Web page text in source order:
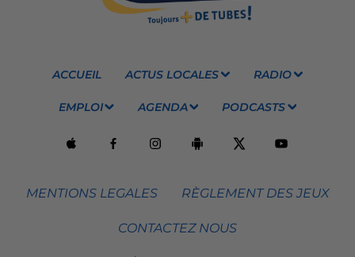
ACCUEIL ACTUS LOCALES RADIO
EMPLOI AGENDA PODCASTS
MENTIONS LEGALES RÈGLEMENT DES JEUX
CONTACTEZ NOUS